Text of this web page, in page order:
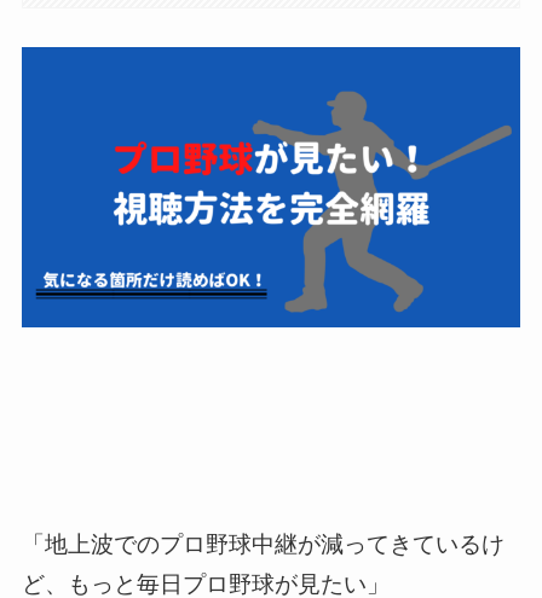
「地上波でのプロ野球中継が減ってきているけ
ど、もっと毎日プロ野球が見たい」